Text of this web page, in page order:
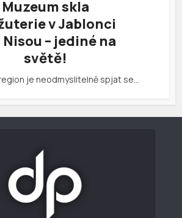
Muzeum skla
v Jablonci
– jediné na
světě!
je neodmyslitelně spjat se…